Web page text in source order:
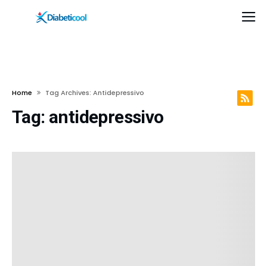
Home Tag Archives: Antidepressivo
Tag: antidepressivo